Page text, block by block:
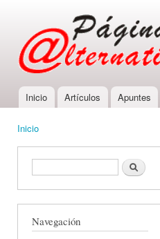
Main menu
Inicio Artículos Apuntes
Inicio
Formulario de búsquedaBuscar
Navegación